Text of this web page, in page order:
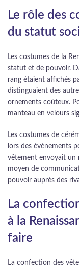
Le rôle des
du statut
Les costumes de la
statut et de pouvoir.
rang étaient affichés
distinguaient des
ornements coûteux.
manteau en velours
Les costumes de
lors des événements
vêtement envoyait un
moyen de
pouvoir auprès des
La
à la
faire
La confection des